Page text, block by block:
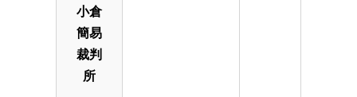
小倉
簡易
裁判
所